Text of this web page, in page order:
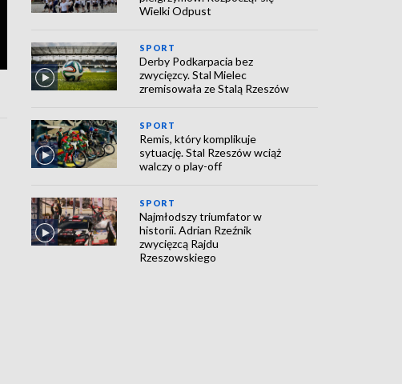
Wielki Odpust
SPORT
Derby Podkarpacia bez
zwycięzcy. Stal Mielec
zremisowała ze Stalą Rzeszów
SPORT
Remis, który komplikuje
sytuację. Stal Rzeszów wciąż
walczy o play-off
SPORT
Najmłodszy triumfator w
historii. Adrian Rzeźnik
zwycięzcą Rajdu
Rzeszowskiego